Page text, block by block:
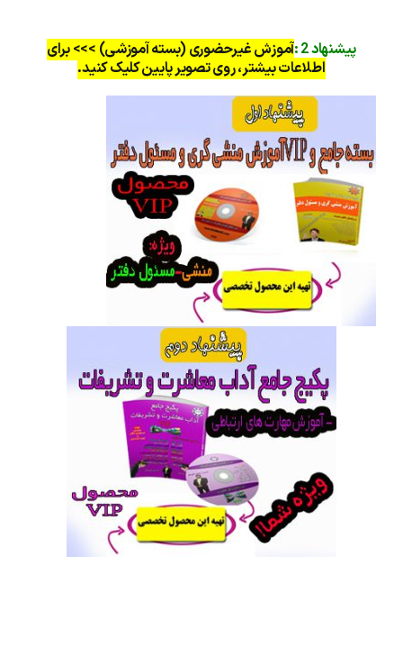
پیشنهاد 2 :
آموزش غیرحضوری (بسته آموزشی) >>> برای
اطلاعات بیشتر، روی تصویر پایین کلیک کنید.